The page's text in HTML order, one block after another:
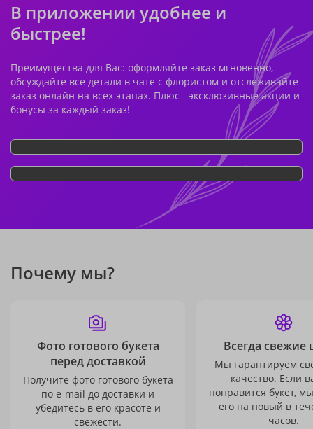
В приложении удобнее и
быстрее!
Преимущества для Вас: оформляйте заказ мгновенно,
обсуждайте все детали в чате с флористом и отслеживайте
заказ онлайн на всех этапах. Плюс - эксклюзивные акции и
бонусы за каждый заказ!
Почему мы?
Фото готового букета
перед доставкой
Получите фото готового букета
по e-mail до доставки и
убедитесь в его красоте и
свежести.
Всегда свежие
Мы гарантируем
качество. Если
понравится букет,
его на новый в
часов.